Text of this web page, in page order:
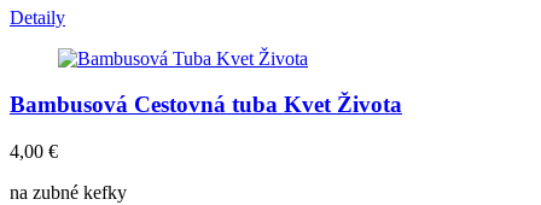
Detaily
Bambusová Cestovná tuba Kvet Života
4,00 €
na zubné kefky